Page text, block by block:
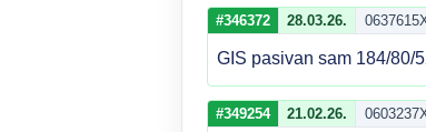
#346372 28.03.26.
GIS pasivan sam 184/80/
#349254 21.02.26.